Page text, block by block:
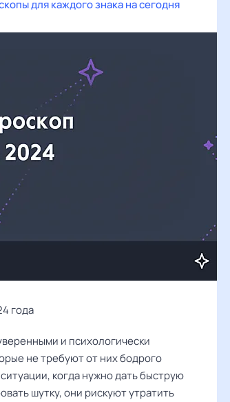
для каждого знака на сегодня
года
и психологически
не требуют от них бодрого
когда нужно дать быструю
шутку, они рискуют утратить